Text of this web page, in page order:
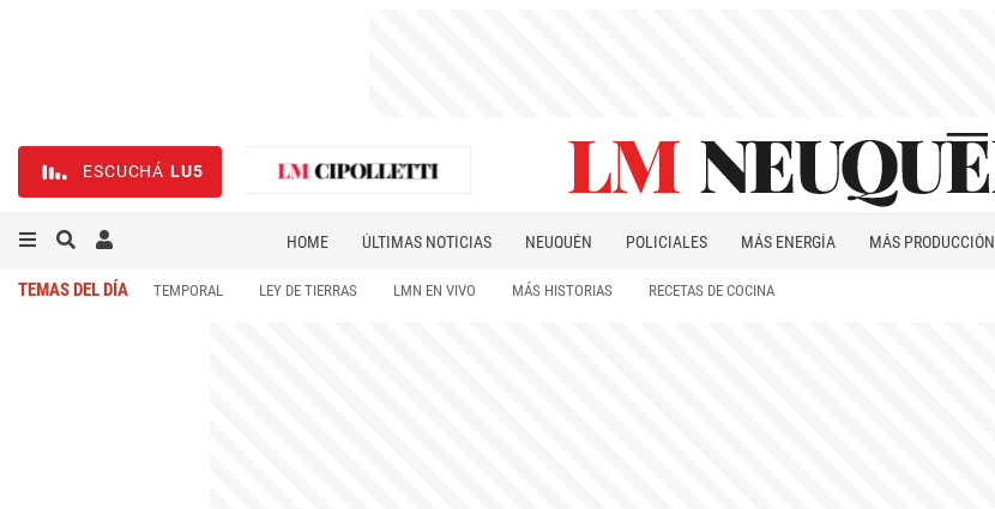
ESCUCHÁ LU5
HOME ÚLTIMAS NOTICIAS NEUQUÉN POLICIALES MÁS ENERGÍA MÁS PRODUCCIÓN
TEMAS DEL DÍA TEMPORAL LEY DE TIERRAS LMN EN VIVO MÁS HISTORIAS RECETAS DE COCINA